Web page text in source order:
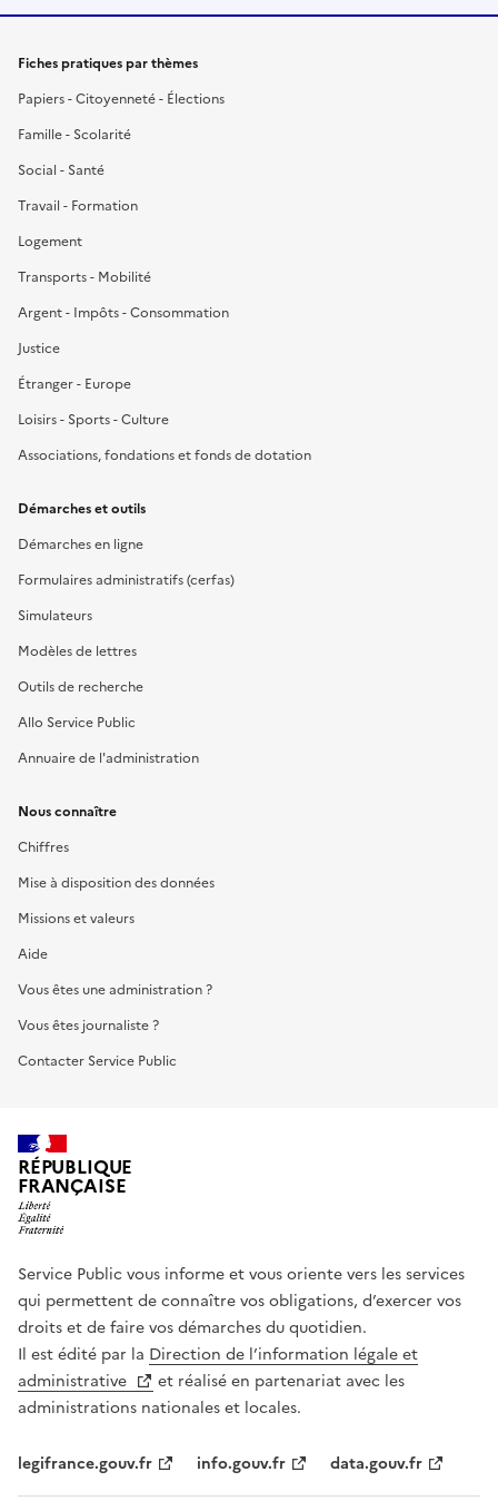
Fiches pratiques par thèmes
Papiers - Citoyenneté - Élections
Famille - Scolarité
Social - Santé
Travail - Formation
Logement
Transports - Mobilité
Argent - Impôts - Consommation
Justice
Étranger - Europe
Loisirs - Sports - Culture
Associations, fondations et fonds de dotation
Démarches et outils
Démarches en ligne
Formulaires administratifs (cerfas)
Simulateurs
Modèles de lettres
Outils de recherche
Allo Service Public
Annuaire de l'administration
Nous connaître
Chiffres
Mise à disposition des données
Missions et valeurs
Aide
Vous êtes une administration ?
Vous êtes journaliste ?
Contacter Service Public
RÉPUBLIQUE
FRANÇAISE
Service Public vous informe et vous oriente vers les services
qui permettent de connaître vos obligations, d’exercer vos
droits et de faire vos démarches du quotidien.
Il est édité par la Direction de l’information légale et
administrative
et réalisé en partenariat avec les
administrations nationales et locales.
legifrance.gouv.fr info.gouv.fr data.gouv.fr